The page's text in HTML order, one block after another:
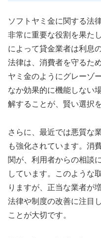
ソフトヤミ金に関する法
非常に重要な役割を果た
によって貸金業者は利息
法律は、消費者を守るた
ヤミ金のようにグレーゾ
なか効果的に機能しない
解することが、賢い選択
さらに、最近では悪質な
も強化されています。消
関が、利用者からの相談
しています。このような
りますが、正当な業者が
法律や制度の改善に注目
ことが大切です。